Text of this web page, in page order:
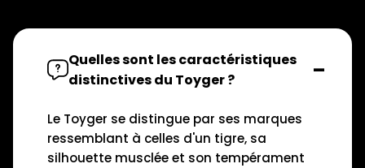
Quelles sont les caractéristiques
distinctives du Toyger ?
Le Toyger se distingue par ses marques
ressemblant à celles d'un tigre, sa
silhouette musclée et son tempérament